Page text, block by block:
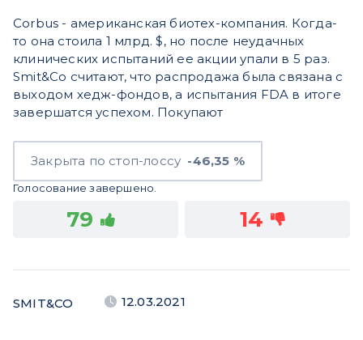
Corbus - американская биотех-компания. Когда-
то она стоила 1 млрд. $, но после неудачных
клинических испытаний ее акции упали в 5 раз.
Smit&Co считают, что распродажа была связана с
выходом хедж-фондов, а испытания FDA в итоге
завершатся успехом. Покупают
Закрыта по стоп-лоссу -46,35 %
Голосование завершено.
79 14
SMIT&CO 12.03.2021